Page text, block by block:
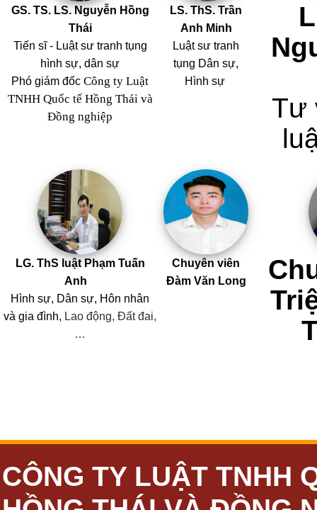
GS. TS. LS. Nguyễn Hồng
Thái
Tiến sĩ - Luật sư tranh tụng
hình sự, dân sự
Phó giám đốc Công ty Luật
TNHH Quốc tế Hồng Thái và
Đồng nghiệp
LS. ThS. Trần
Anh Minh
Luật sư tranh
tụng Dân sự,
Hình sự
Tư
LG. ThS luật Phạm Tuấn
Anh
Hình sự, Dân sự, Hôn nhân
và gia đình, Lao động, Đất đai,
…
Chuyên viên
Đàm Văn Long
CÔNG TY LUẬT TNHH